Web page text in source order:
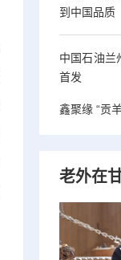
到中国品质
中国石油兰
首发
鑫聚缘 “贡
老外在